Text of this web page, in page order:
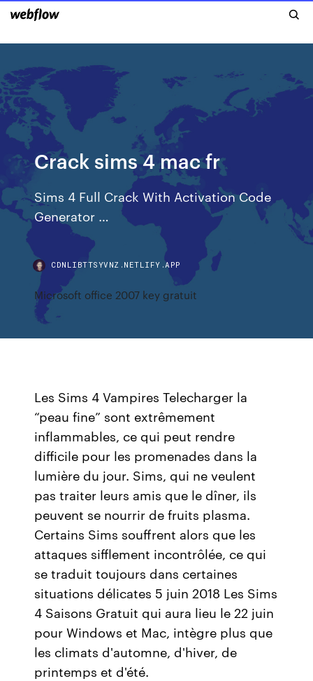
Crack sims 4 mac fr
Sims 4 Full Crack With Activation Code
Generator …
CDNLIBTTSYVNZ.NETLIFY.APP
Microsoft office 2007 key gratuit
Les Sims 4 Vampires Telecharger la
“peau fine” sont extrêmement
inflammables, ce qui peut rendre
difficile pour les promenades dans la
lumière du jour. Sims, qui ne veulent
pas traiter leurs amis que le dîner, ils
peuvent se nourrir de fruits plasma.
Certains Sims souffrent alors que les
attaques sifflement incontrôlée, ce qui
se traduit toujours dans certaines
situations délicates 5 juin 2018 Les Sims
4 Saisons Gratuit qui aura lieu le 22 juin
pour Windows et Mac, intègre plus que
les climats d'automne, d'hiver, de
printemps et d'été.